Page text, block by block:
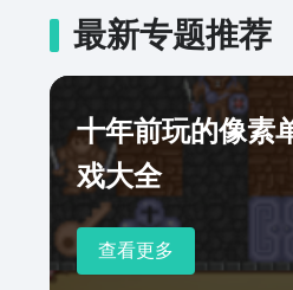
最新专题推荐
十年前玩的像素
戏大全
查看更多